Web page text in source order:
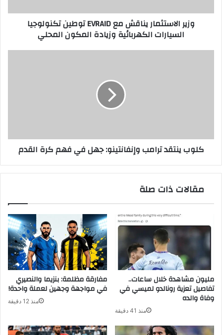
الكهربائية
وزير الاستثمار يناقش مع EVRAID توطين تكنولوجيا
السيارات الكهربائية وزيادة المكون المحلي
القدم
كلوب ينتقد ترامب وإنفانتينو: جهل في فهم كرة القدم
مقالات ذات صلة
مفارقة مظلمة: بنزيما والنصيري
في مواجهة وجهين لعملة واحدة!
منذ 12 دقيقة
مليون مشاهدة خلال ساعات..
تفاصيل تعزية رونالدو لميسي في
وفاة والده
منذ 41 دقيقة